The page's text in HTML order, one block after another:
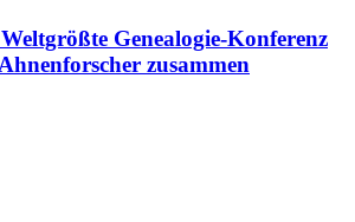
Genealogie-Konferenz
zusammen